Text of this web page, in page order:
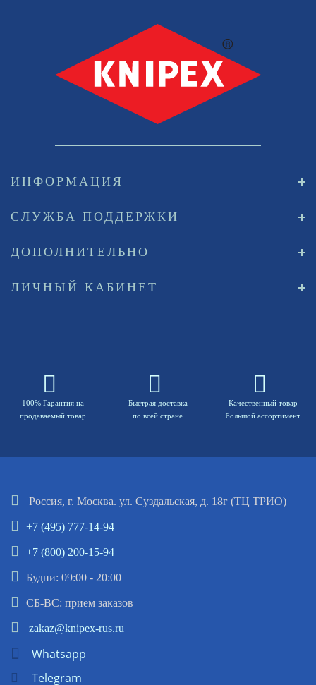
ИНФОРМАЦИЯ
СЛУЖБА ПОДДЕРЖКИ
ДОПОЛНИТЕЛЬНО
ЛИЧНЫЙ КАБИНЕТ
100% Гарантия на
продаваемый товар
Быстрая доставка
по всей стране
Качественный товар
большой ассортимент
Россия, г. Москва. ул. Суздальская, д. 18г (ТЦ ТРИО)
+7 (495) 777-14-94
+7 (800) 200-15-94
Будни: 09:00 - 20:00
СБ-ВС: прием заказов
zakaz@knipex-rus.ru
Whatsapp
Telegram